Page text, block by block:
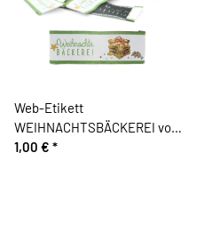
Web-Etikett
WEIHNACHTSBÄCKEREI von
Acufactum
1,00 € *